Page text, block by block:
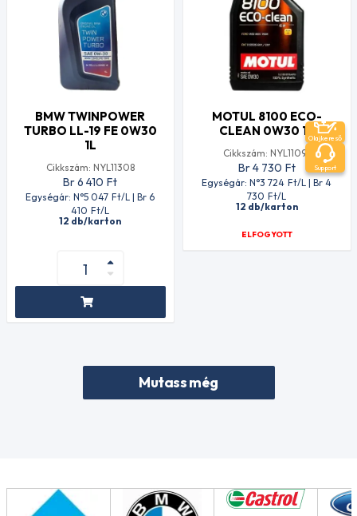
BMW TWINPOWER
TURBO LL-19 FE 0W30
1L
Cikkszám: NYL11308
Br 6 410 Ft
Egységár: N°5 047 Ft/L | Br 6
410 Ft/L
12 db/karton
MOTUL 8100 ECO-
CLEAN 0W30 1L
Cikkszám: NYL11091
Br 4 730 Ft
Egységár: N°3 724 Ft/L | Br 4
730 Ft/L
12 db/karton
ELFOGYOTT
Mutass még
Olajkereső
Support